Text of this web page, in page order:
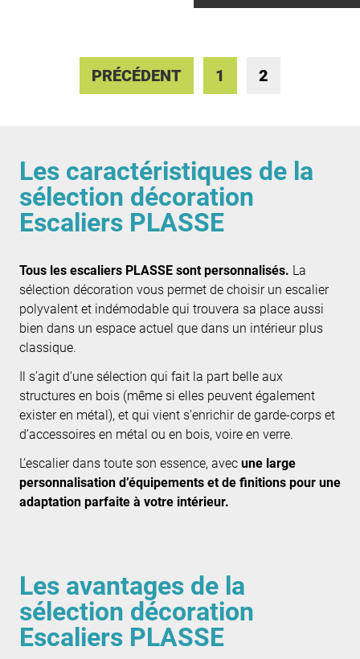
PRÉCÉDENT 1 2
Les caractéristiques de la
sélection décoration
Escaliers PLASSE
Tous les escaliers PLASSE sont personnalisés. La
sélection décoration vous permet de choisir un escalier
polyvalent et indémodable qui trouvera sa place aussi
bien dans un espace actuel que dans un intérieur plus
classique.
Il s’agit d’une sélection qui fait la part belle aux
structures en bois (même si elles peuvent également
exister en métal), et qui vient s’enrichir de garde-corps et
d’accessoires en métal ou en bois, voire en verre.
L’escalier dans toute son essence, avec une large
personnalisation d’équipements et de finitions pour une
adaptation parfaite à votre intérieur.
Les avantages de la
sélection décoration
Escaliers PLASSE